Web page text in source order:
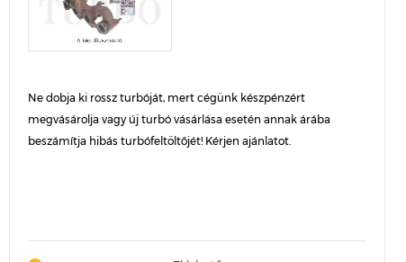
Ne dobja ki rossz turbóját, mert cégünk készpénzért
megvásárolja vagy új turbó vásárlása esetén annak árába
beszámítja hibás turbófeltöltőjét! Kérjen ajánlatot.